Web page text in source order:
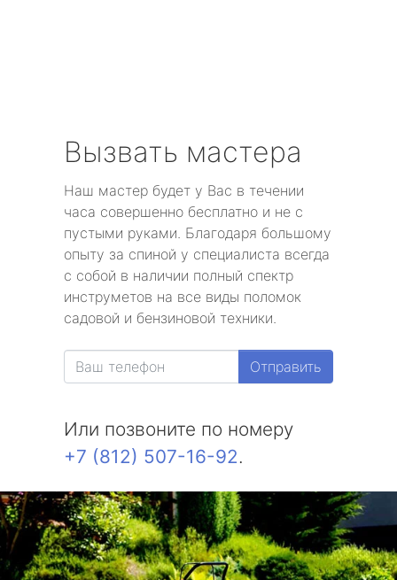
Песочный
Левашово
Лисий Нос
Александровская
Молодежное
Комарово
Усть-Ижора
Вызвать мастера
Наш мастер будет у Вас в течении
часа совершенно бесплатно и не с
пустыми руками. Благодаря большому
опыту за спиной у специалиста всегда
с собой в наличии полный спектр
инструметов на все виды поломок
садовой и бензиновой техники.
Отправить
Или позвоните по номеру
+7 (812) 507-16-92.